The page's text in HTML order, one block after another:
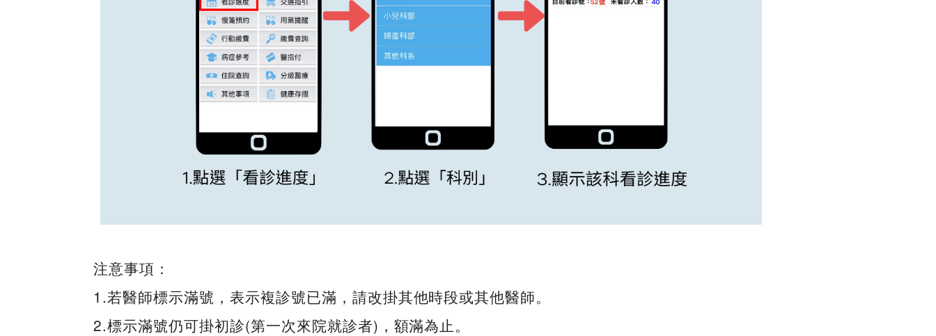
注意事項：
1.若醫師標示滿號，表示複診號已滿，請改掛其他時段或其他醫師。
2.標示滿號仍可掛初診(第一次來院就診者)，額滿為止。